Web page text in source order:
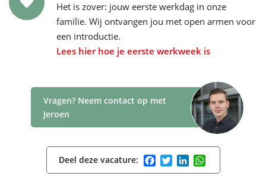
Het is zover: jouw eerste werkdag in onze
familie. Wij ontvangen jou met open armen voor
een introductie.
Lees hier hoe je eerste werkweek is
Vragen? Neem contact op met
Jeroen
Deel deze vacature: Facebook
TwitterLinkedIn